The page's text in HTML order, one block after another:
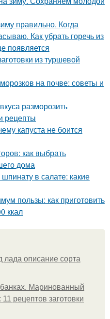
правильно. Когда
Как убрать горечь из
появляется
из туршевой
на почве: советы и
разморозить
рецепты
капуста не боится
как выбрать
дома
в салате: какие
пользы: как приготовить
ккал
лада описание сорта
Маринованный
рецептов заготовки